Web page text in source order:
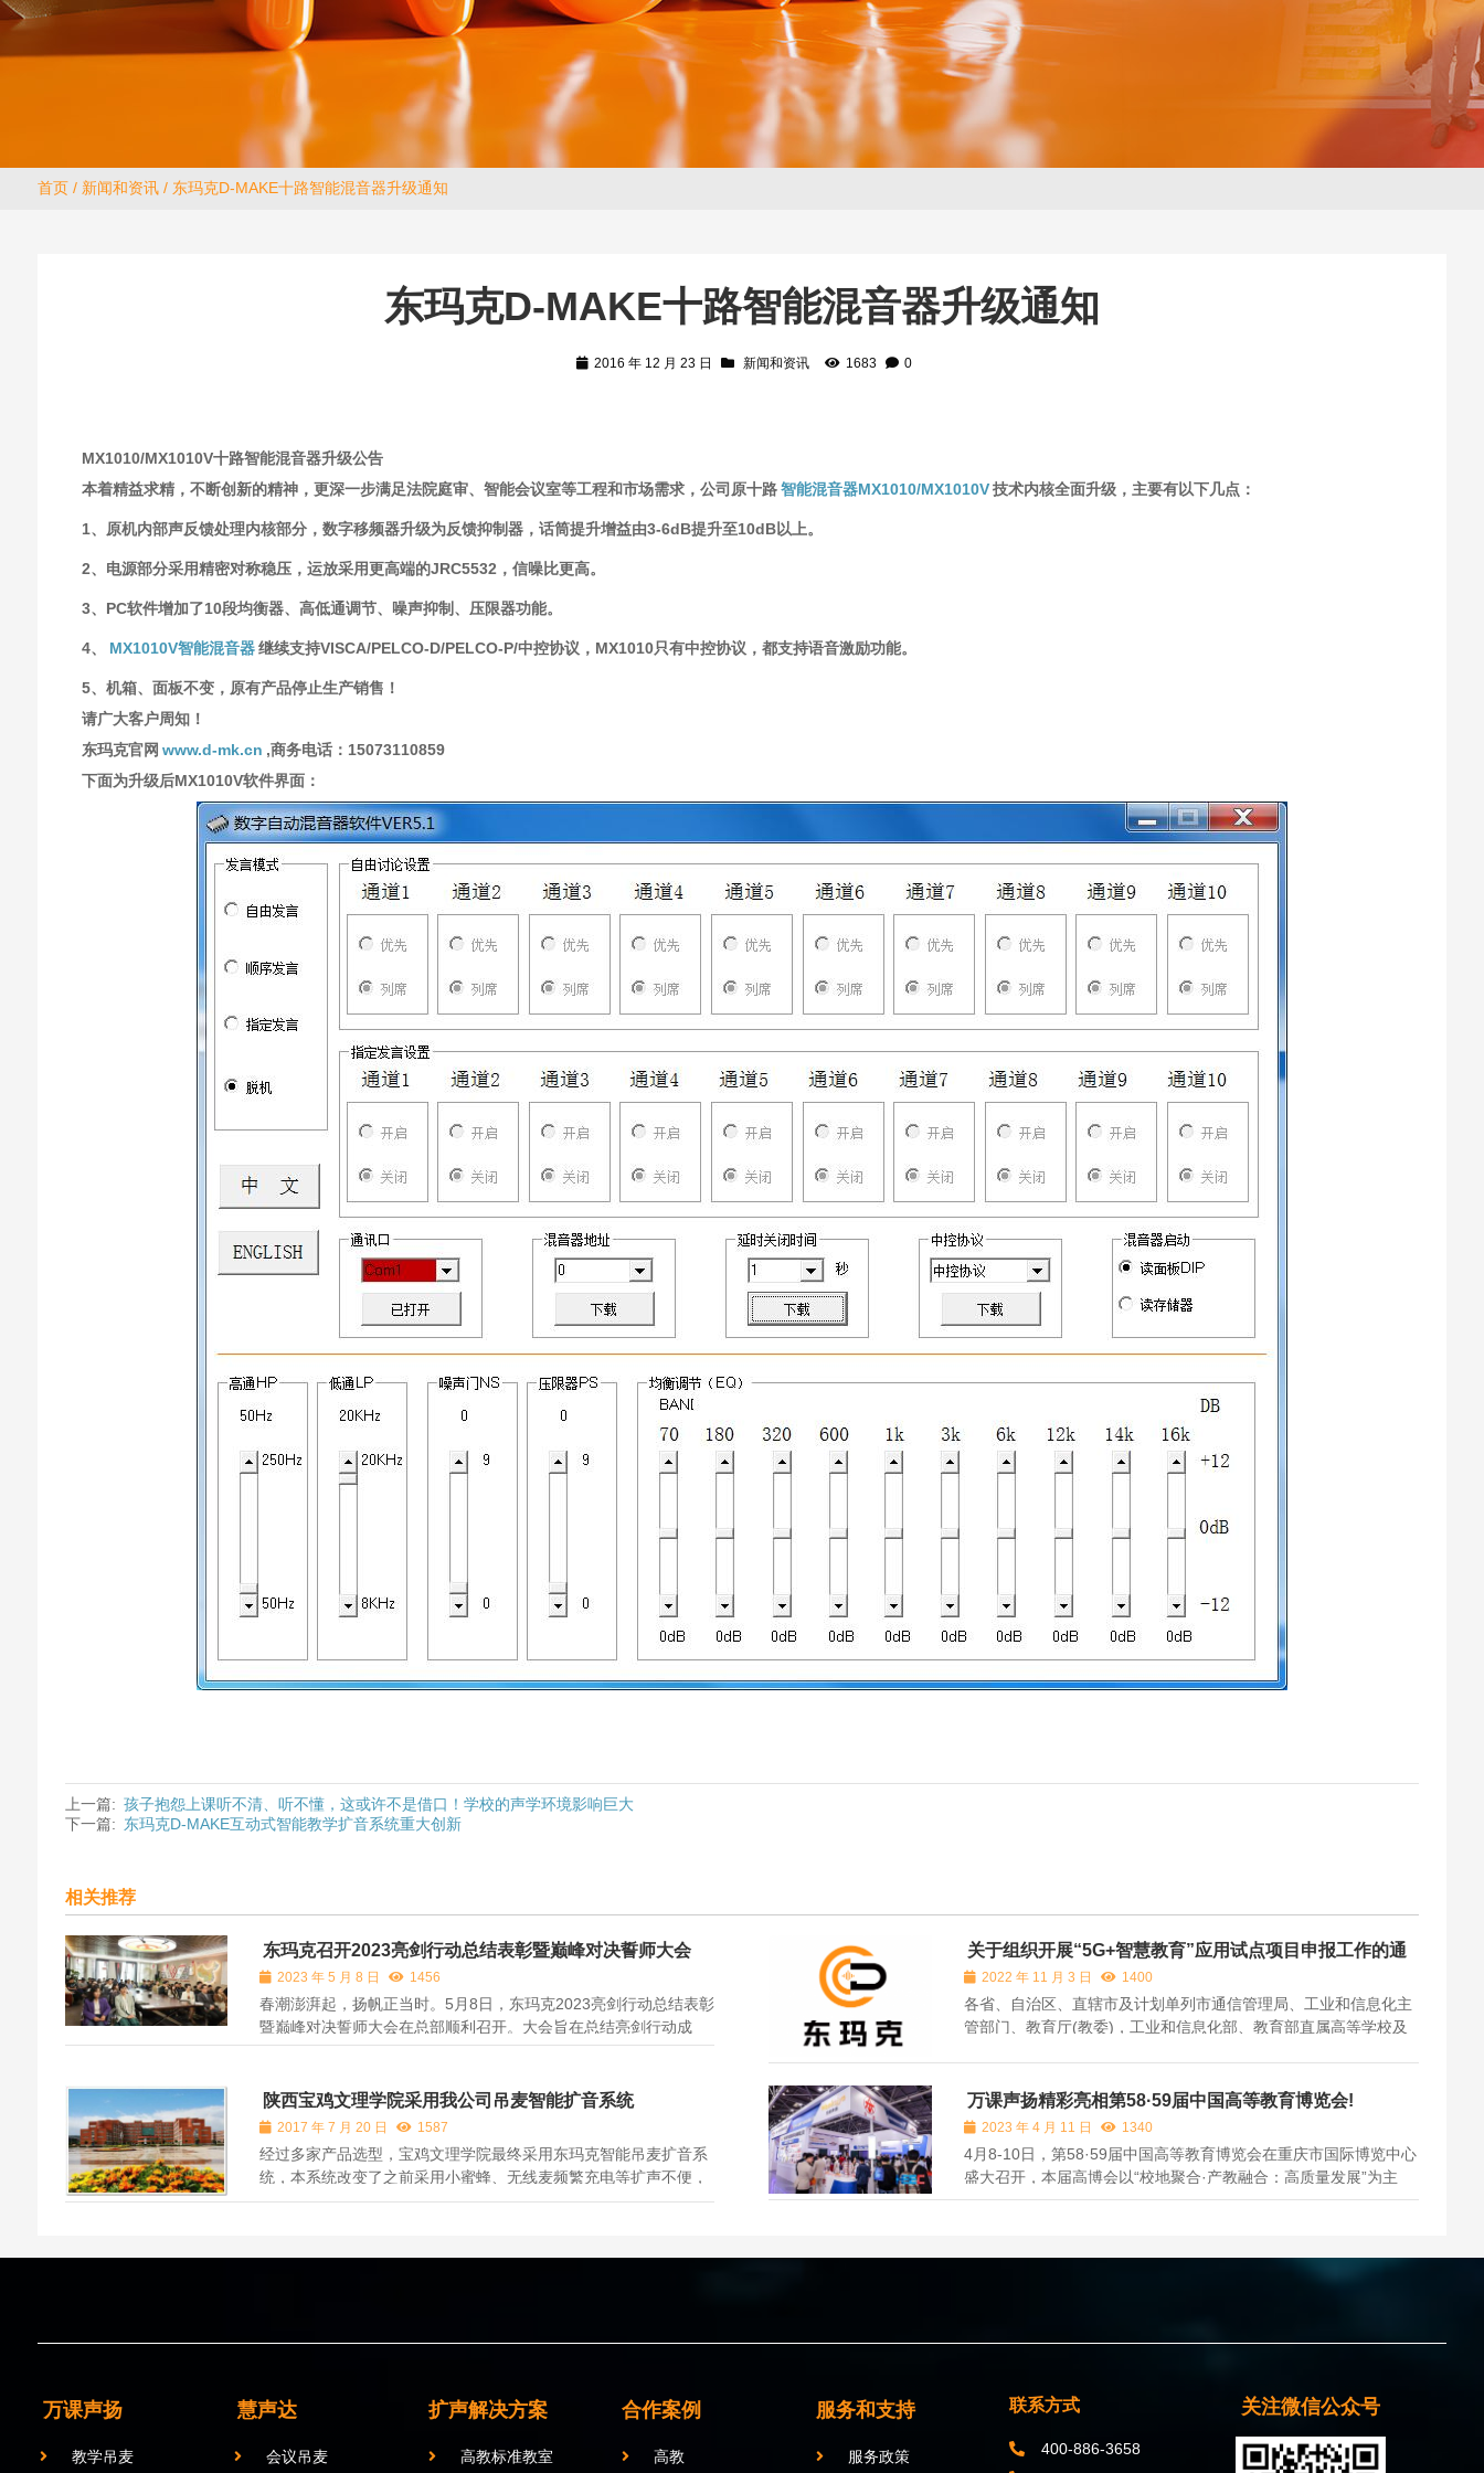
首页/ 新闻和资讯/ 东玛克D-MAKE十路智能混音器升级通知
东玛克D-MAKE十路智能混音器升级通知
2016 年 12 月 23 日 新闻和资讯 1683 0
MX1010/MX1010V十路智能混音器升级公告
本着精益求精，不断创新的精神，更深一步满足法院庭审、智能会议室等工程和市场需求，公司原十路智能混音器MX1010/MX1010V技术内核全面升级，主要有以下几点：
1、原机内部声反馈处理内核部分，数字移频器升级为反馈抑制器，话筒提升增益由3-6dB提升至10dB以上。
2、电源部分采用精密对称稳压，运放采用更高端的JRC5532，信噪比更高。
3、PC软件增加了10段均衡器、高低通调节、噪声抑制、压限器功能。
4、 MX1010V智能混音器继续支持VISCA/PELCO-D/PELCO-P/中控协议，MX1010只有中控协议，都支持语音激励功能。
5、机箱、面板不变，原有产品停止生产销售！
请广大客户周知！
东玛克官网 www.d-mk.cn ,商务电话：15073110859
下面为升级后MX1010V软件界面：
上一篇: 孩子抱怨上课听不清、听不懂，这或许不是借口！学校的声学环境影响巨大
下一篇: 东玛克D-MAKE互动式智能教学扩音系统重大创新
相关推荐
东玛克召开2023亮剑行动总结表彰暨巅峰对决誓师大会
2023 年 5 月 8 日 1456
春潮澎湃起，扬帆正当时。5月8日，东玛克2023亮剑行动总结表彰
暨巅峰对决誓师大会在总部顺利召开。大会旨在总结亮剑行动成
绩，聚焦谋定下一阶段发展方向，提前布好战略计划，继续乘风破
关于组织开展“5G+智慧教育”应用试点项目申报工作的通
知2022 年 11 月 3 日 1400
各省、自治区、直辖市及计划单列市通信管理局、工业和信息化主
管部门、教育厅(教委)，工业和信息化部、教育部直属高等学校及
公司、中国铁塔...
陕西宝鸡文理学院采用我公司吊麦智能扩音系统
2017 年 7 月 20 日 1587
经过多家产品选型，宝鸡文理学院最终采用东玛克智能吊麦扩音系
统，本系统改变了之前采用小蜜蜂、无线麦频繁充电等扩声不便，
安装后，音质清晰，讲课轻松，无需携带和充电，师生反馈良好，
万课声扬精彩亮相第58·59届中国高等教育博览会!
2023 年 4 月 11 日 1340
4月8-10日，第58·59届中国高等教育博览会在重庆市国际博览中心
盛大召开，本届高博会以“校地聚合·产教融合：高质量发展”为主
题，万余家参会企业、1500多所高校、上万名教师、各界大咖汇聚
万课声扬
教学吊麦
慧声达
会议吊麦
扩声解决方案
高教标准教室
合作案例
高教
服务和支持
服务政策
联系方式
400-886-3658
关注微信公众号